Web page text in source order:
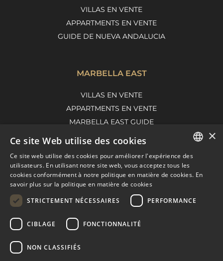
VILLAS EN VENTE
APPARTMENTS EN VENTE
GUIDE DE NUEVA ANDALUCIA
MARBELLA EAST
VILLAS EN VENTE
APPARTMENTS EN VENTE
MARBELLA EAST GUIDE
© COPYRIGHT 2008
CONSEILS JURIDIQUES
SPANISH
×
Ce site Web utilise des cookies
Ce site web utilise des cookies pour améliorer l'expérience des
utilisateurs. En utilisant notre site web, vous acceptez tous les
cookies conformément à notre politique en matière de cookies. En
savoir plus sur la politique en matière de cookies
STRICTEMENT NÉCESSAIRES
PERFORMANCE
CIBLAGE FONCTIONNALITÉ
NON CLASSIFIÉS